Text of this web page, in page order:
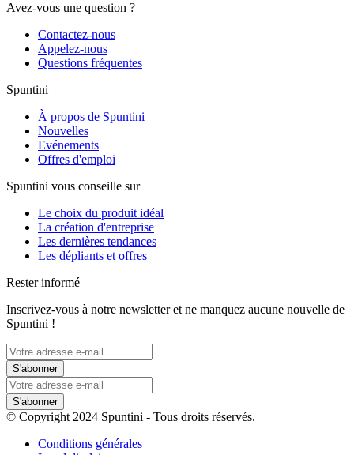
Avez-vous une question ?
Contactez-nous
Appelez-nous
Questions fréquentes
Spuntini
À propos de Spuntini
Nouvelles
Evénements
Offres d'emploi
Spuntini vous conseille sur
Le choix du produit idéal
La création d'entreprise
Les dernières tendances
Les dépliants et offres
Rester informé
Inscrivez-vous à notre newsletter et ne manquez aucune nouvelle de
Spuntini !
S'abonner
S'abonner
© Copyright 2024 Spuntini - Tous droits réservés.
Conditions générales